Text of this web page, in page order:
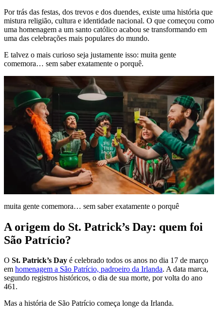
Por trás das festas, dos trevos e dos duendes, existe uma história que
mistura religião, cultura e identidade nacional. O que começou como
uma homenagem a um santo católico acabou se transformando em
uma das celebrações mais populares do mundo.
E talvez o mais curioso seja justamente isso: muita gente
comemora… sem saber exatamente o porquê.
muita gente comemora… sem saber exatamente o porquê
A origem do St. Patrick’s Day: quem foi
São Patrício?
O St. Patrick’s Day é celebrado todos os anos no dia 17 de março
em homenagem a São Patrício, padroeiro da Irlanda. A data marca,
segundo registros históricos, o dia de sua morte, por volta do ano
461.
Mas a história de São Patrício começa longe da Irlanda.